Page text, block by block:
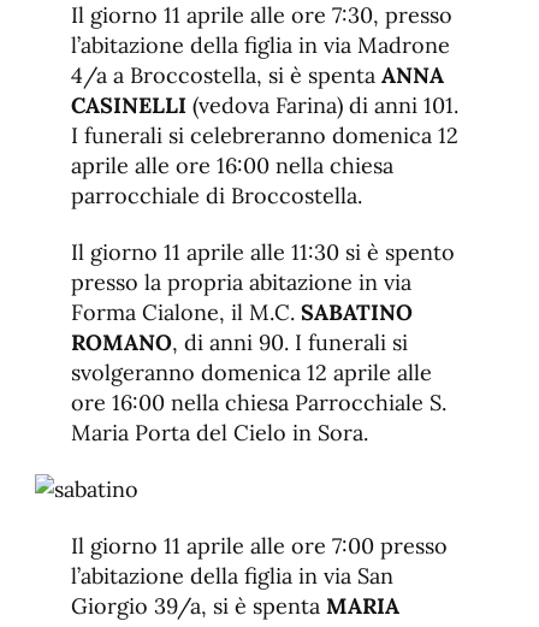
Il giorno 11 aprile alle ore 7:30, presso
l’abitazione della figlia in via Madrone
4/a a Broccostella, si è spenta ANNA
CASINELLI (vedova Farina) di anni 101.
I funerali si celebreranno domenica 12
aprile alle ore 16:00 nella chiesa
parrocchiale di Broccostella.
Il giorno 11 aprile alle 11:30 si è spento
presso la propria abitazione in via
Forma Cialone, il M.C. SABATINO
ROMANO, di anni 90. I funerali si
svolgeranno domenica 12 aprile alle
ore 16:00 nella chiesa Parrocchiale S.
Maria Porta del Cielo in Sora.
Il giorno 11 aprile alle ore 7:00 presso
l’abitazione della figlia in via San
Giorgio 39/a, si è spenta MARIA